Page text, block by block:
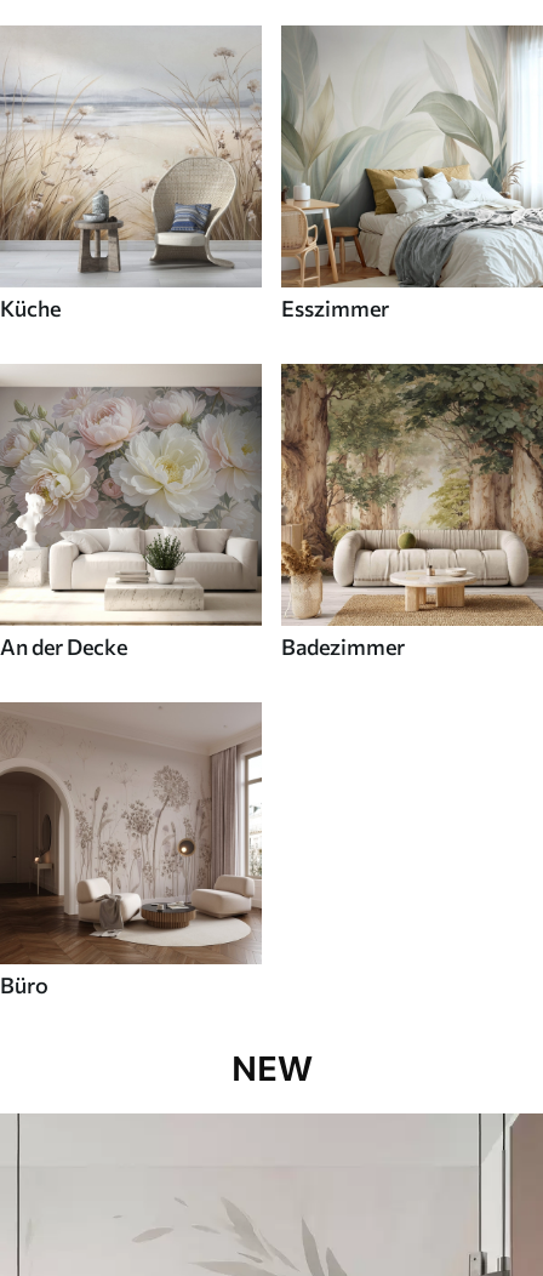
Küche Esszimmer
An der Decke Badezimmer
Büro
NEW